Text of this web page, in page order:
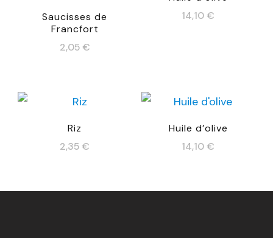
Saucisses de
Francfort
2,05 €
14,10 €
Riz
2,35 €
Huile d’olive
14,10 €